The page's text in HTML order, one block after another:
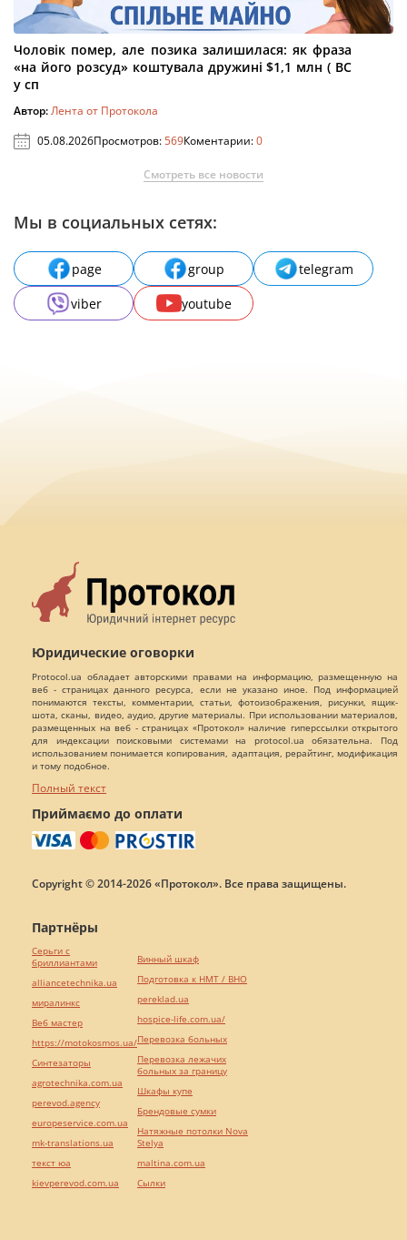
Чоловік помер, але позика залишилася: як фраза
«на його розсуд» коштувала дружині $1,1 млн ( ВС
у сп
Автор:Лента от Протокола
05.08.2026Просмотров:569Коментарии:0
Смотреть все новости
Мы в социальных сетях:
page group
telegram
viber
youtube
Юридические оговорки
Protocol.ua обладает авторскими правами на информацию, размещенную на
веб - страницах данного ресурса, если не указано иное. Под информацией
понимаются тексты, комментарии, статьи, фотоизображения, рисунки, ящик-
шота, сканы, видео, аудио, другие материалы. При использовании материалов,
размещенных на веб - страницах «Протокол» наличие гиперссылки открытого
для индексации поисковыми системами на protocol.ua обязательна. Под
использованием понимается копирования, адаптация, рерайтинг, модификация
и тому подобное.
Полный текст
Приймаємо до оплати
Copyright © 2014-2026 «Протокол». Все права защищены.
Партнёры
Серьги с
бриллиантами
alliancetechnika.ua
миралинкс
Веб мастер
https://motokosmos.ua/
Синтезаторы
agrotechnika.com.ua
perevod.agency
europeservice.com.ua
mk-translations.ua
текст юа
kievperevod.com.ua
Винный шкаф
Подготовка к НМТ / ВНО
pereklad.ua
hospice-life.com.ua/
Перевозка больных
Перевозка лежачих
больных за границу
Шкафы купе
Брендовые сумки
Натяжные потолки Nova
Stelya
maltina.com.ua
Cылки